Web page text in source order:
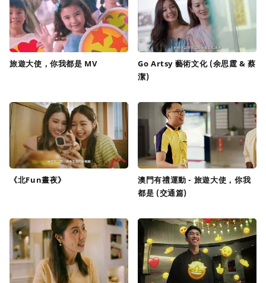
旅遊大使，你我都是 MV
Go Artsy 藝術文化 (余思霆 & 蔡
潔)
《北Fun晝夜》
澳門有禮運動 - 旅遊大使，你我
都是 (交通篇)